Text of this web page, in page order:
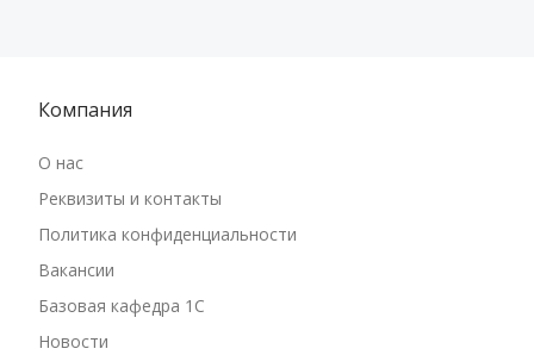
Компания
О нас
Реквизиты и контакты
Политика конфиденциальности
Вакансии
Базовая кафедра 1С
Новости